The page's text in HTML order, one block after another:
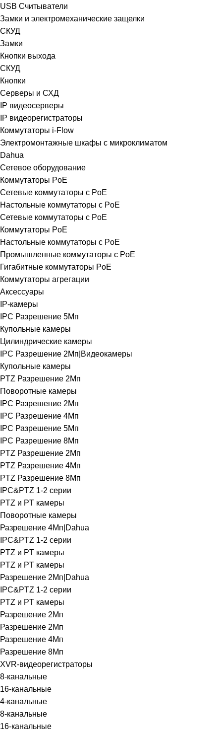
USB Считыватели
Замки и электромеханические защелки
СКУД
Замки
Кнопки выхода
СКУД
Кнопки
Серверы и СХД
IP видеосерверы
IP видеорегистраторы
Коммутаторы i-Flow
Электромонтажные шкафы с микроклиматом
Dahua
Сетевое оборудование
Коммутаторы PoE
Сетевые коммутаторы с PoE
Настольные коммутаторы с PoE
Сетевые коммутаторы с PoE
Коммутаторы PoE
Настольные коммутаторы с PoE
Промышленные коммутаторы с PoE
Гигабитные коммутаторы PoE
Коммутаторы агрегации
Аксессуары
IP-камеры
IPC Разрешение 5Мп
Купольные камеры
Цилиндрические камеры
IPC Разрешение 2Мп|Видеокамеры
Купольные камеры
PTZ Разрешение 2Мп
Поворотные камеры
IPC Разрешение 2Мп
IPC Разрешение 4Мп
IPC Разрешение 5Мп
IPC Разрешение 8Мп
PTZ Разрешение 2Мп
PTZ Разрешение 4Мп
PTZ Разрешение 8Мп
IPC&PTZ 1-2 серии
PTZ и PT камеры
Поворотные камеры
Разрешение 4Мп|Dahua
IPC&PTZ 1-2 серии
PTZ и PT камеры
PTZ и PT камеры
Разрешение 2Мп|Dahua
IPC&PTZ 1-2 серии
PTZ и PT камеры
Разрешение 2Мп
Разрешение 2Мп
Разрешение 4Мп
Разрешение 8Мп
XVR-видеорегистраторы
8-канальные
16-канальные
4-канальные
8-канальные
16-канальные